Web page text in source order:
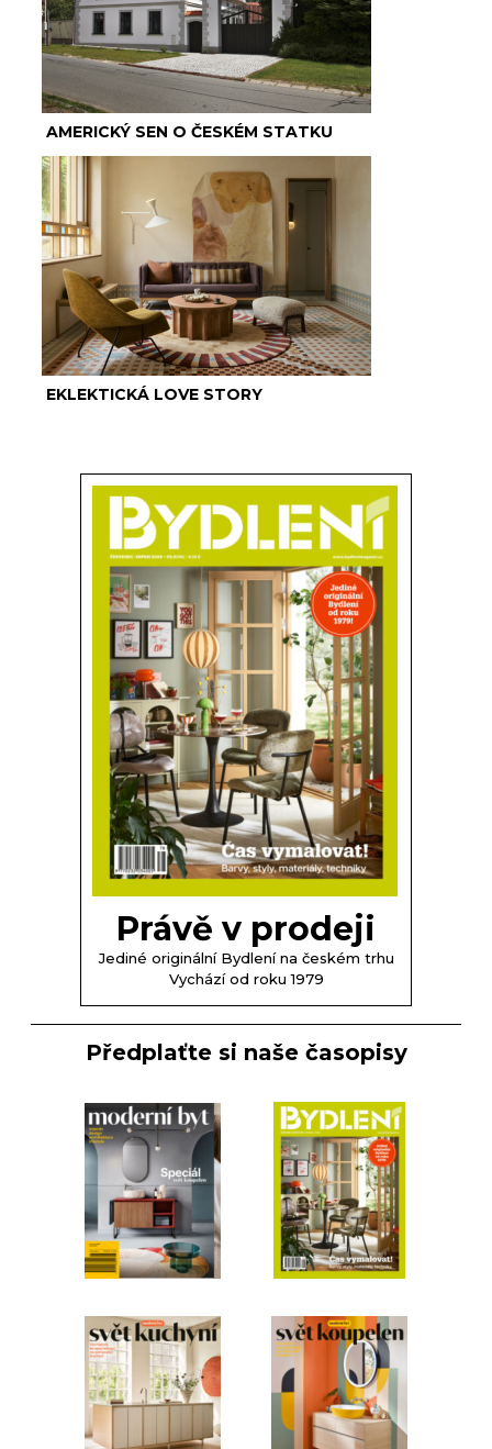
AMERICKÝ SEN O ČESKÉM STATKU
EKLEKTICKÁ LOVE STORY
Právě v prodeji
Jediné originální Bydlení na českém trhu
Vychází od roku 1979
Předplaťte si naše časopisy